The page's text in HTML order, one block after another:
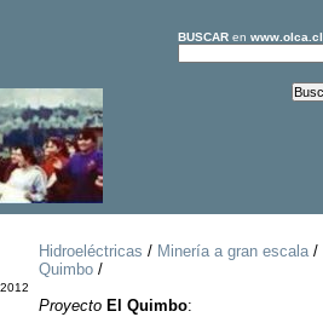
BUSCARen www.olca.cl
Hidroeléctricas / Minería a gran escala/
Quimbo/
Proyecto El Quimbo: